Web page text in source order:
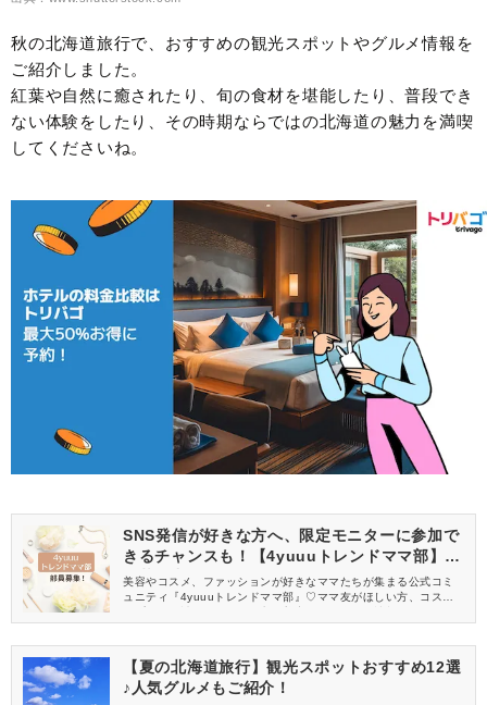
秋の北海道旅行で、おすすめの観光スポットやグルメ情報を
ご紹介しました。
紅葉や自然に癒されたり、旬の食材を堪能したり、普段でき
ない体験をしたり、その時期ならではの北海道の魅力を満喫
してくださいね。
SNS発信が好きな方へ、限定モニターに参加で
きるチャンスも！【4yuuuトレンドママ部】部
員募集中
美容やコスメ、ファッションが好きなママたちが集まる公式コミ
ュニティ『4yuuuトレンドママ部』♡ママ友がほしい方、コスメサ
信してくれる方を募集しています！
【夏の北海道旅行】観光スポットおすすめ12選
♪人気グルメもご紹介！